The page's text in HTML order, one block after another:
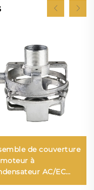
de couverture
à
AC/EC
Couverture de